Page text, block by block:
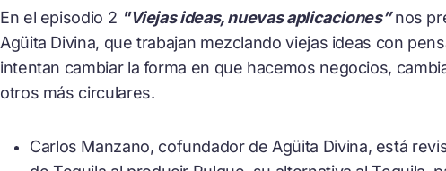
En el episodio 2 "Viejas ideas, nuevas aplicaciones”nos
Agüita Divina, que trabajan mezclando viejas ideas con
intentan cambiar la forma en que hacemos negocios,
otros más circulares.
Carlos Manzano, cofundador de Agüita Divina, está